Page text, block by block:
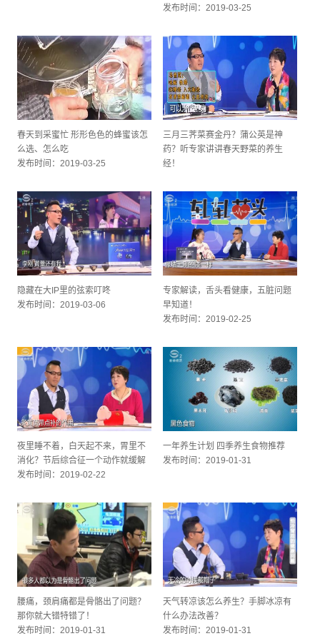
发布时间：2019-03-25
春天到采蜜忙 形形色色的蜂蜜该怎
么选、怎么吃
发布时间：2019-03-25
三月三荠菜赛金丹？蒲公英是神
药？听专家讲讲春天野菜的养生
经！
隐藏在大IP里的弦索叮咚
发布时间：2019-03-06
专家解读，舌头看健康，五脏问题
早知道！
发布时间：2019-02-25
夜里睡不着，白天起不来，胃里不
消化？节后综合征一个动作就缓解
发布时间：2019-02-22
一年养生计划 四季养生食物推荐
发布时间：2019-01-31
腰痛，颈肩痛都是骨骼出了问题？
那你就大错特错了！
发布时间：2019-01-31
天气转凉该怎么养生？手脚冰凉有
什么办法改善？
发布时间：2019-01-31